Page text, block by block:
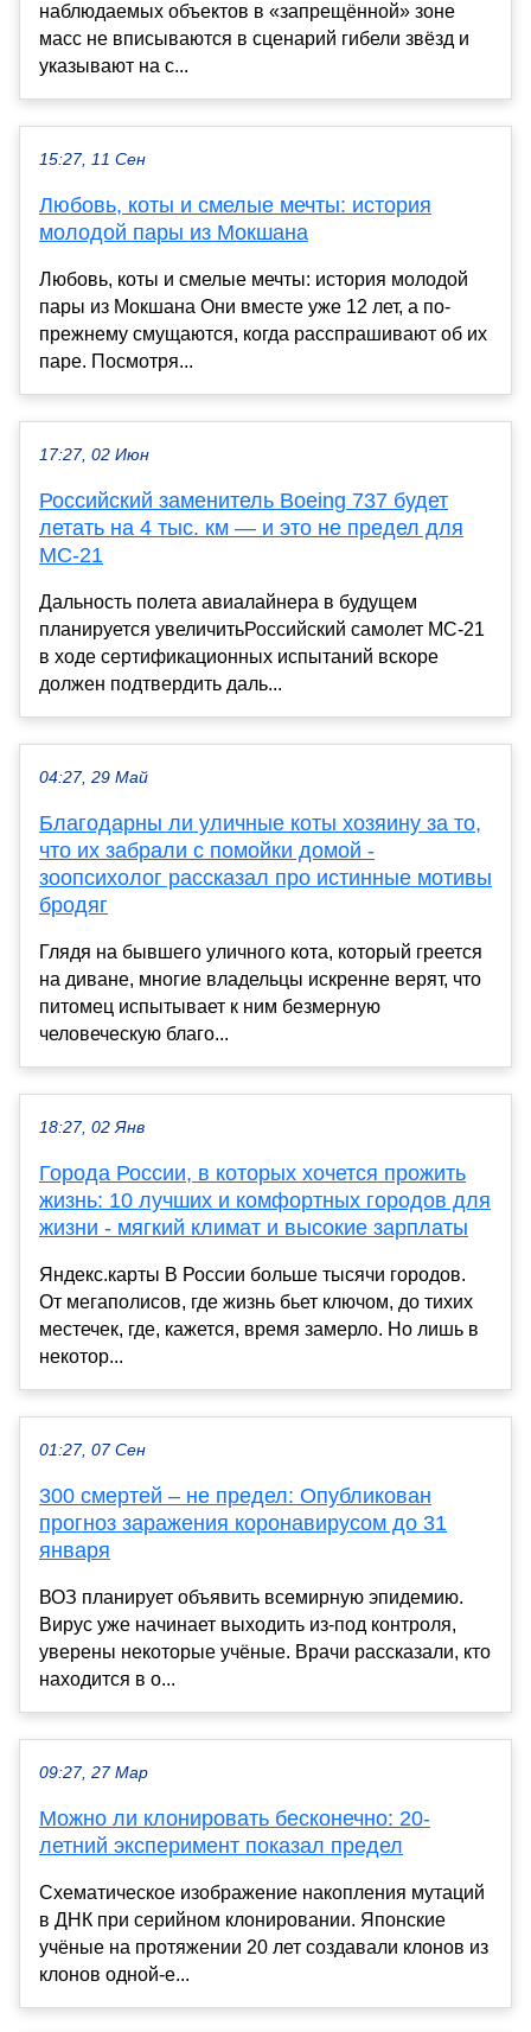
наблюдаемых объектов в «запрещённой» зоне
масс не вписываются в сценарий гибели звёзд и
указывают на с...
15:27, 11 Сен
Любовь, коты и смелые мечты: история
молодой пары из Мокшана
Любовь, коты и смелые мечты: история молодой
пары из Мокшана Они вместе уже 12 лет, а по-
прежнему смущаются, когда расспрашивают об их
паре. Посмотря...
17:27, 02 Июн
Российский заменитель Boeing 737 будет
летать на 4 тыс. км — и это не предел для
МС-21
Дальность полета авиалайнера в будущем
планируется увеличитьРоссийский самолет МС-21
в ходе сертификационных испытаний вскоре
должен подтвердить даль...
04:27, 29 Май
Благодарны ли уличные коты хозяину за то,
что их забрали с помойки домой -
зоопсихолог рассказал про истинные мотивы
бродяг
Глядя на бывшего уличного кота, который греется
на диване, многие владельцы искренне верят, что
питомец испытывает к ним безмерную
человеческую благо...
18:27, 02 Янв
Города России, в которых хочется прожить
жизнь: 10 лучших и комфортных городов для
жизни - мягкий климат и высокие зарплаты
Яндекс.карты В России больше тысячи городов.
От мегаполисов, где жизнь бьет ключом, до тихих
местечек, где, кажется, время замерло. Но лишь в
некотор...
01:27, 07 Сен
300 смертей – не предел: Опубликован
прогноз заражения коронавирусом до 31
января
ВОЗ планирует объявить всемирную эпидемию.
Вирус уже начинает выходить из-под контроля,
уверены некоторые учёные. Врачи рассказали, кто
находится в о...
09:27, 27 Мар
Можно ли клонировать бесконечно: 20-
летний эксперимент показал предел
Схематическое изображение накопления мутаций
в ДНК при серийном клонировании. Японские
учёные на протяжении 20 лет создавали клонов из
клонов одной-е...